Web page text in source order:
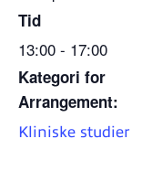
Tid
13:00 - 17:00
Kategori for
Arrangement:
Kliniske studier